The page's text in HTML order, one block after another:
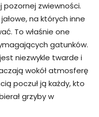
zwiewności.
na których inne
To właśnie one
gatunków.
niezwykle twarde i
wokół atmosferę
poczuł ją każdy, kto
grzyby w